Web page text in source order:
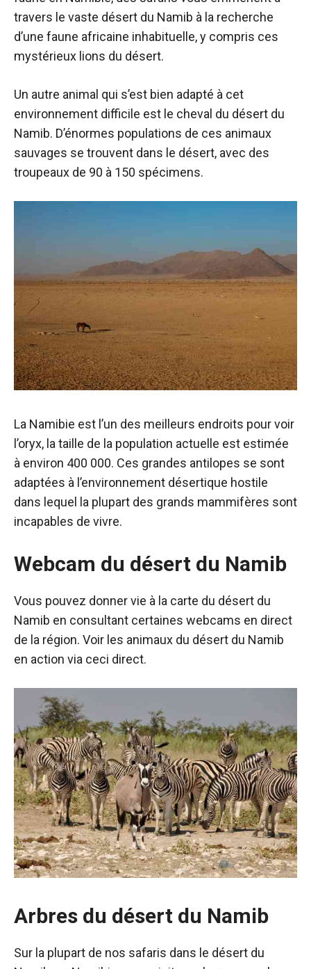
travers le vaste désert du Namib à la recherche
d’une faune africaine inhabituelle, y compris ces
mystérieux lions du désert.
Un autre animal qui s’est bien adapté à cet
environnement difficile est le cheval du désert du
Namib. D’énormes populations de ces animaux
sauvages se trouvent dans le désert, avec des
troupeaux de 90 à 150 spécimens.
La Namibie est l’un des meilleurs endroits pour voir
l’oryx, la taille de la population actuelle est estimée
à environ 400 000. Ces grandes antilopes se sont
adaptées à l’environnement désertique hostile
dans lequel la plupart des grands mammifères sont
incapables de vivre.
Webcam du désert du Namib
Vous pouvez donner vie à la carte du désert du
Namib en consultant certaines webcams en direct
de la région. Voir les animaux du désert du Namib
en action via ceci direct.
Arbres du désert du Namib
Sur la plupart de nos safaris dans le désert du